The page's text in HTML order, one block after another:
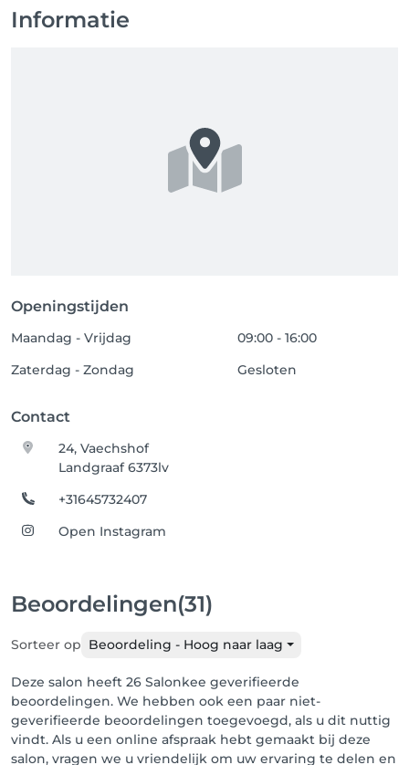
Informatie
Openingstijden
Maandag - Vrijdag
09:00 - 16:00
Zaterdag - Zondag
Gesloten
Contact
24, Vaechshof
Landgraaf 6373lv
+31645732407
Open Instagram
Beoordelingen(31)
Sorteer op Beoordeling - Hoog naar laag
Deze salon heeft 26 Salonkee geverifieerde
beoordelingen. We hebben ook een paar niet-
geverifieerde beoordelingen toegevoegd, als u dit nuttig
vindt. Als u een online afspraak hebt gemaakt bij deze
salon, vragen we u vriendelijk om uw ervaring te delen en